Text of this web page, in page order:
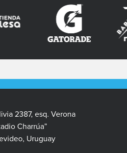
2387, esq. Verona
Charrúa”
Uruguay